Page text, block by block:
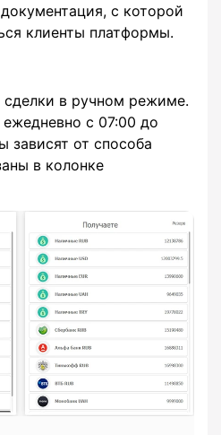
с которой
клиенты платформы.
в ручном режиме.
с 07:00 до
от способа
в колонке